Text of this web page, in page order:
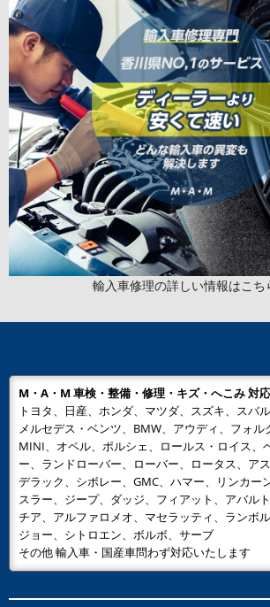
輸入車修理の詳しい情報はこち
M・A・M 車検・整備・修理・キズ・へこみ 対
トヨタ、日産、ホンダ、マツダ、スズキ、スバ
メルセデス・ベンツ、BMW、アウディ、フォル
MINI、オペル、ポルシェ、ロールス・ロイス、
ー、ランドローバー、ローバー、ロータス、ア
デラック、シボレー、GMC、ハマー、リンカー
スラー、ジープ、ダッジ、フィアット、アバル
チア、アルファロメオ、マセラッティ、ランボ
ジョー、シトロエン、ボルボ、サーブ
その他 輸入車・国産車問わず対応いたします